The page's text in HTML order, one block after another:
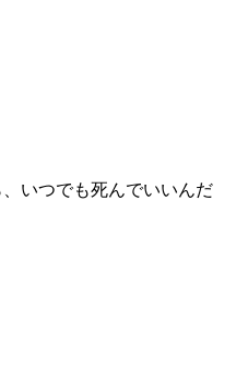
、いつでも死んでいいんだ